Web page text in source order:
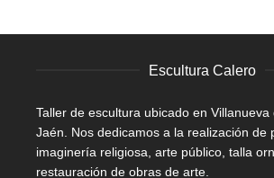
Escultura Calero
Taller de escultura ubicado en Villanueva
Jaén. Nos dedicamos a la realización de
imaginería religiosa, arte público, talla
restauración de obras de arte.